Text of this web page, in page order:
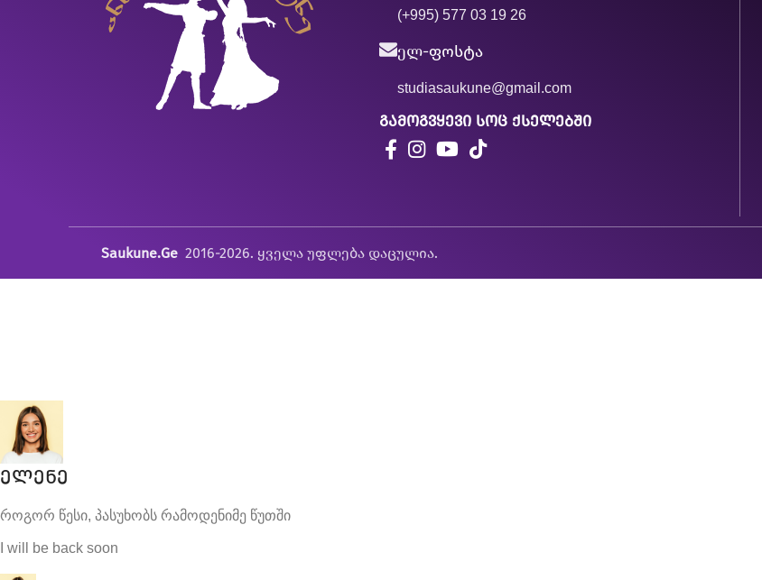
(+995) 577 03 19 26
ელ-ფოსტა
studiasaukune@gmail.com
გამოგვყევი სოც ქსელებში
Saukune.Ge 2016-2026. ყველა უფლება დაცულია.
ელენე
როგორ წესი, პასუხობს რამოდენიმე წუთში
I will be back soon